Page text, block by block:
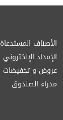
الأصناف المستدعاة
الإمداد الإلكتروني
عروض و تخفيضات
مدراء الصندوق